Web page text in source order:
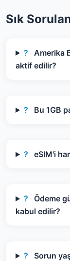
Sık
?
Amerika
aktif edilir?
? Bu 1GB
? eSIM'i
?
Ödeme
kabul edilir?
? Sorun